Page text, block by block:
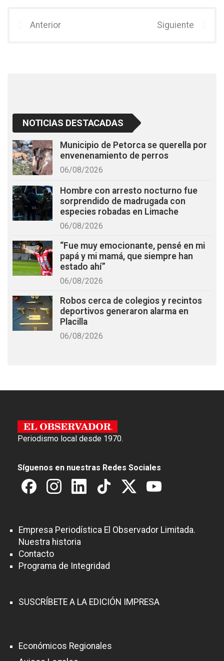
b
er
Anterior Siguiente
NOTICIAS DESTACADAS
Municipio de Petorca se querella por
envenenamiento de perros
06/08/2026
Hombre con arresto nocturno fue
sorprendido de madrugada con
especies robadas en Limache
06/08/2026
“Fue muy emocionante, pensé en mi
papá y mi mamá, que siempre han
estado ahí”
06/08/2026
Robos cerca de colegios y recintos
deportivos generaron alarma en
Placilla
06/08/2026
Periodismo local desde 1970.
Síguenos en nuestras Redes Sociales
Empresa Periodística El Observador Limitada.
Nuestra historia
Contacto
Programa de Integridad
SUSCRÍBETE A LA EDICIÓN IMPRESA
Económicos Regionales